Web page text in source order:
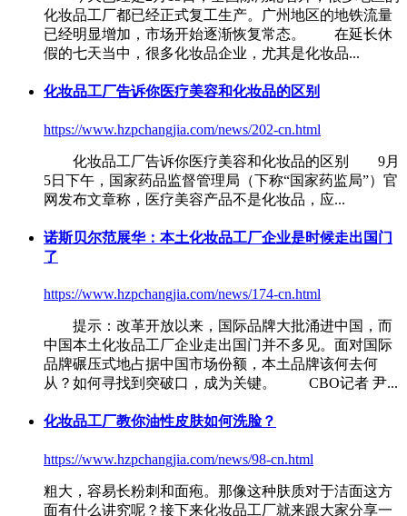
化妆品工厂都已经正式复工生产。广州地区的地铁流量
已经明显增加，市场开始逐渐恢复常态。 在延长休
假的七天当中，很多化妆品企业，尤其是化妆品...
化妆品工厂告诉你医疗美容和化妆品的区别
https://www.hzpchangjia.com/news/202-cn.html
化妆品工厂告诉你医疗美容和化妆品的区别 9月
5日下午，国家药品监督管理局（下称“国家药监局”）官
网发布文章称，医疗美容产品不是化妆品，应...
诺斯贝尔范展华：本土化妆品工厂企业是时候走出国门
了
https://www.hzpchangjia.com/news/174-cn.html
提示：改革开放以来，国际品牌大批涌进中国，而
中国本土化妆品工厂企业走出国门并不多见。面对国际
品牌碾压式地占据中国市场份额，本土品牌该何去何
从？如何寻找到突破口，成为关键。 CBO记者 尹...
化妆品工厂 教你油性皮肤如何洗脸？
https://www.hzpchangjia.com/news/98-cn.html
粗大，容易长粉刺和面疱。那像这种肤质对于洁面这方
面有什么讲究呢？接下来化妆品工厂就来跟大家分享一